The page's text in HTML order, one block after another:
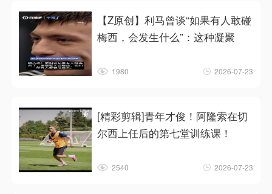
【Z原创】利马曾谈“如果有人敢碰
梅西，会发生什么”：这种凝聚
1980 2026-07-23
[精彩剪辑]青年才俊！阿隆索在切
尔西上任后的第七堂训练课！
2540 2026-07-23